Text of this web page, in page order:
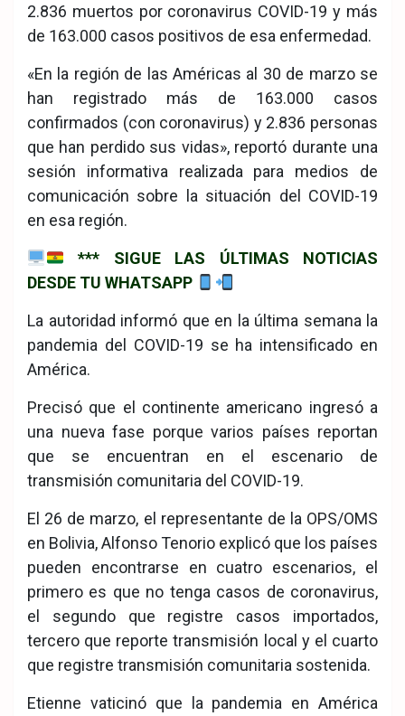
2.836 muertos por coronavirus COVID-19 y más
de 163.000 casos positivos de esa enfermedad.
«En la región de las Américas al 30 de marzo se
han registrado más de 163.000 casos
confirmados (con coronavirus) y 2.836 personas
que han perdido sus vidas», reportó durante una
sesión informativa realizada para medios de
comunicación sobre la situación del COVID-19
en esa región.
*** SIGUE LAS ÚLTIMAS NOTICIAS
DESDE TU WHATSAPP
La autoridad informó que en la última semana la
pandemia del COVID-19 se ha intensificado en
América.
Precisó que el continente americano ingresó a
una nueva fase porque varios países reportan
que se encuentran en el escenario de
transmisión comunitaria del COVID-19.
El 26 de marzo, el representante de la OPS/OMS
en Bolivia, Alfonso Tenorio explicó que los países
pueden encontrarse en cuatro escenarios, el
primero es que no tenga casos de coronavirus,
el segundo que registre casos importados,
tercero que reporte transmisión local y el cuarto
que registre transmisión comunitaria sostenida.
Etienne vaticinó que la pandemia en América